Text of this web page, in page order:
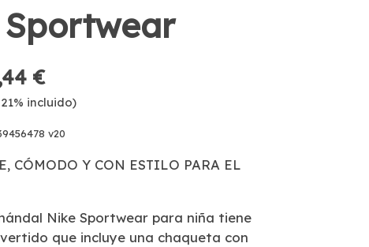
€
incluido)
v20
CÓMODO Y CON ESTILO PARA EL
Nike Sportwear para niña tiene
que incluye una chaqueta con